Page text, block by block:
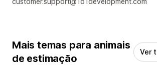
Mais temas para animais
de estimação
Ver